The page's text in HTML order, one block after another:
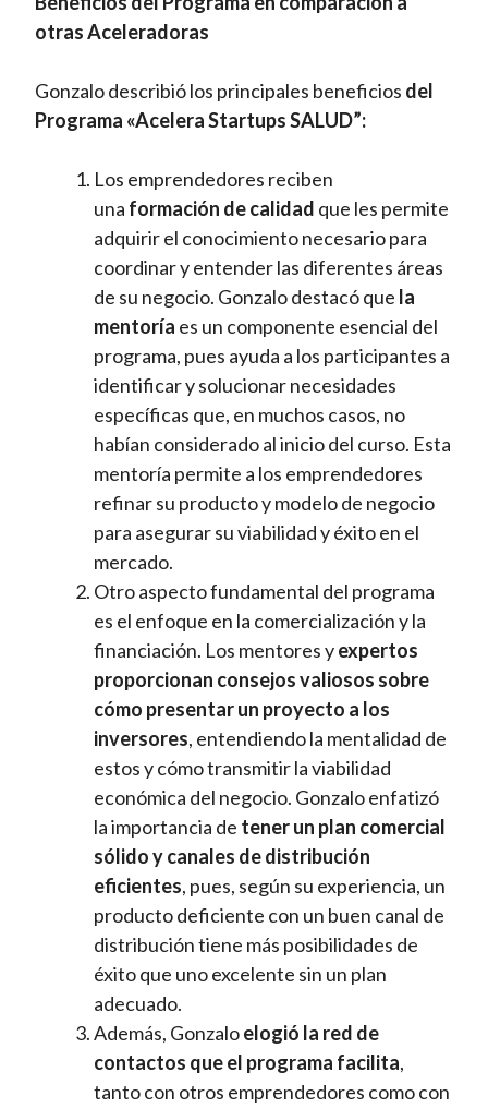
otras Aceleradoras
Gonzalo describió los principales beneficios del
Programa «Acelera Startups SALUD”:
Los emprendedores reciben
una formación de calidad que les permite
adquirir el conocimiento necesario para
coordinar y entender las diferentes áreas
de su negocio. Gonzalo destacó que la
mentoría es un componente esencial del
programa, pues ayuda a los participantes a
identificar y solucionar necesidades
específicas que, en muchos casos, no
habían considerado al inicio del curso. Esta
mentoría permite a los emprendedores
refinar su producto y modelo de negocio
para asegurar su viabilidad y éxito en el
mercado.
Otro aspecto fundamental del programa
es el enfoque en la comercialización y la
financiación. Los mentores yexpertos
proporcionan consejos valiosos sobre
cómo presentar un proyecto a los
inversores, entendiendo la mentalidad de
estos y cómo transmitir la viabilidad
económica del negocio. Gonzalo enfatizó
la importancia de tener un plan comercial
sólido y canales de distribución
eficientes, pues, según su experiencia, un
producto deficiente con un buen canal de
distribución tiene más posibilidades de
éxito que uno excelente sin un plan
adecuado.
Además, Gonzaloelogió la red de
contactos que el programa facilita,
tanto con otros emprendedores como con